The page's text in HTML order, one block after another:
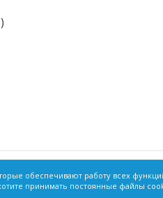
обеспечивают работу всех
принимать постоянные файлы
– Ответ